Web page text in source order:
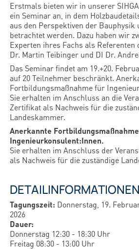
Erstmals bieten wir in unserer
ein Seminar an, in dem
aus den Perspektiven der Bauphysik
betrachtet werden. Dazu haben wir
Experten ihres Fachs als Referenten
Dr. Martin Teibinger und DI Dr.
Das Seminar findet am 19.+20.
auf 20 Teilnehmer beschränkt.
Fortbildungsmaßnahme für
Sie erhalten im Anschluss an die
Zertifikat als Nachweis für die
Landeskammer.
Anerkannte
Ingenieurkonsulent:Innen.
Sie erhalten im Anschluss der
als Nachweis für die zuständige
DETAILINFORMATIONEN
Tagungszeit: Donnerstag, 19.
2026
Dauer:
Donnerstag 12:30 - 18:30 Uhr
Freitag 08:30 - 13:00 Uhr